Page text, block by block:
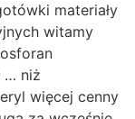
materiały
witamy
… niż
więcej cenny